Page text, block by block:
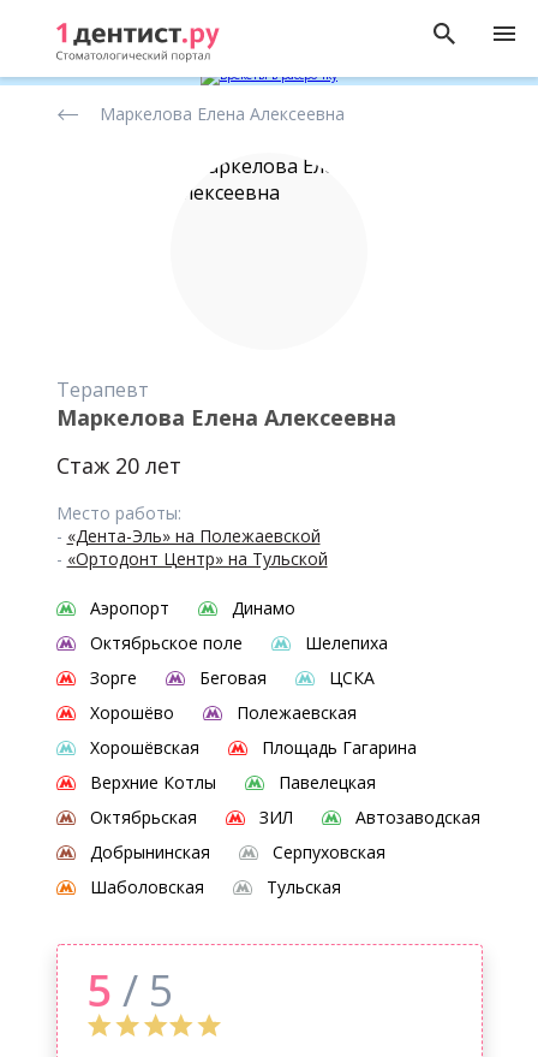
стоматологов
Маркелова Елена Алексеевна
Терапевт
Маркелова Елена Алексеевна
Стаж 20 лет
Место работы:
- «Дента-Эль» на Полежаевской
- «Ортодонт Центр» на Тульской
Аэропорт
Динамо
Октябрьское поле
Шелепиха
Зорге
Беговая
ЦСКА
Хорошёво
Полежаевская
Хорошёвская
Площадь Гагарина
Верхние Котлы
Павелецкая
Октябрьская
ЗИЛ
Автозаводская
Добрынинская
Серпуховская
Шаболовская
Тульская
5 / 5